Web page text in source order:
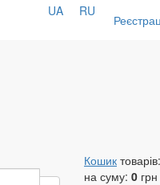
UA RU
Кошик товарів:
на суму: 0 грн